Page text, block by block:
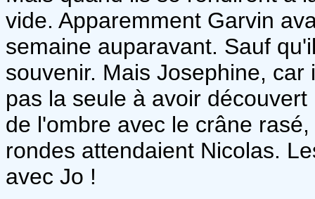
vide. Apparemment Garvin
semaine auparavant. Sauf
souvenir. Mais Josephine,
pas la seule à avoir
de l'ombre avec le crâne
rondes attendaient Nicolas.
avec Jo !